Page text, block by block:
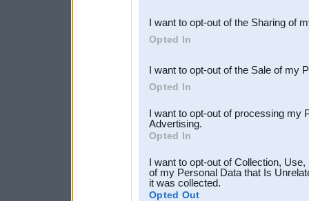
Downstream Participants
third parties.
I want to opt-out of the Sharing of
Opted In
I want to opt-out of the Sale of my
Opted In
I want to opt-out of processing my
Advertising.
Opted In
I want to opt-out of Collection,
of my Personal Data that Is
it was collected.
Opted Out